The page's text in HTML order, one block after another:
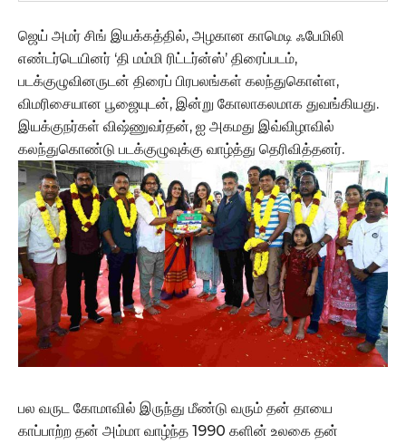
ஜெய் அமர் சிங் இயக்கத்தில், அழகான காமெடி ஃபேமிலி
எண்டர்டெயினர் ‘தி மம்மி ரிட்டர்ன்ஸ்’ திரைப்படம்,
படக்குழுவினருடன் திரைப் பிரபலங்கள் கலந்துகொள்ள,
விமரிசையான பூஜையுடன், இன்று கோலாகலமாக துவங்கியது.
இயக்குநர்கள் விஷ்ணுவர்தன், ஐ அகமது இவ்விழாவில்
கலந்துகொண்டு படக்குழுவுக்கு வாழ்த்து தெரிவித்தனர்.
பல வருட கோமாவில் இருந்து மீண்டு வரும் தன் தாயை
காப்பாற்ற தன் அம்மா வாழ்ந்த 1990 களின் உலகை தன்